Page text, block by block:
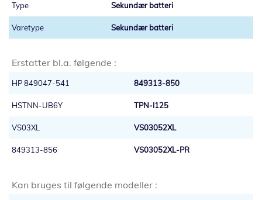
Sekundær batteri
Sekundær batteri
Erstatter bl.a. følgende :
HP 849047-541 849313-850
HSTNN-UB6Y TPN-I125
VS03XL VS03052XL
849313-856 VS03052XL-PR
Kan bruges til følgende modeller :